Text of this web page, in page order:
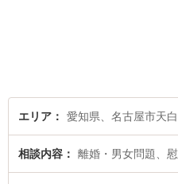
エリア 愛知県、名古屋市天
相談内容 離婚・男女問題、